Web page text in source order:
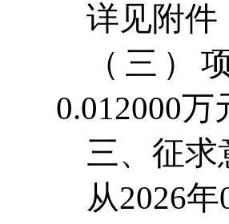
详见附件
（三）
0.012000万
三、征求
从2026